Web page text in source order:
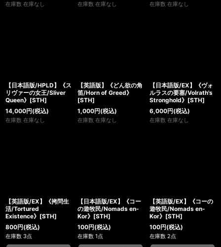
在庫数 在庫なし 在庫数 在庫なし 在庫数 在庫なし
【日本語版/HPLD】《ス
リヴァーの女王/Sliver
Queen》[STH]
14,000円(税込)
在庫数 在庫なし
【英語版】《どん欲の角
笛/Horn of Greed》
[STH]
1,000円(税込)
在庫数 在庫なし
【日本語版/EX】《ヴォ
ルラスの要塞/Volrath's
Stronghold》[STH]
6,000円(税込)
在庫数 在庫なし
【英語版/EX】《拷問生
活/Tortured
Existence》[STH]
800円(税込)
在庫数 3点
【日本語版/EX】《コー
の遊牧民/Nomads en-
Kor》[STH]
100円(税込)
在庫数 1点
【英語版/EX】《コーの
遊牧民/Nomads en-
Kor》[STH]
100円(税込)
在庫数 2点